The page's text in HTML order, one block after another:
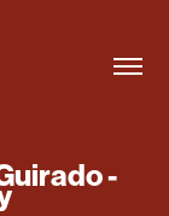
-